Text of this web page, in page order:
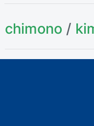
chimono /